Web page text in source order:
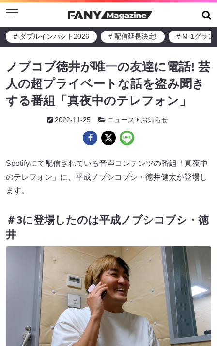
Menu
# ダブルインパクト2026 # 配信延長決定! # M-1グラン
ノブコブ徳井が唯一の友達に電話! 芸
人の超プライベートな話を盗み聞き
する番組「真夜中のテレフォン」
2022-11-25 ニュース お知らせ
Spotifyにて配信されている音声コンテンツの番組「真夜中
のテレフォン」に、平成ノブシコブシ・徳井健太が登場し
ます。
＃3に登場したのは平成ノブシコブシ・徳
井